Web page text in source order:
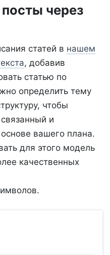
через
статей в нашем
, добавив
статью по
определить тему
чтобы
и
вашего плана.
для этого модель
качественных